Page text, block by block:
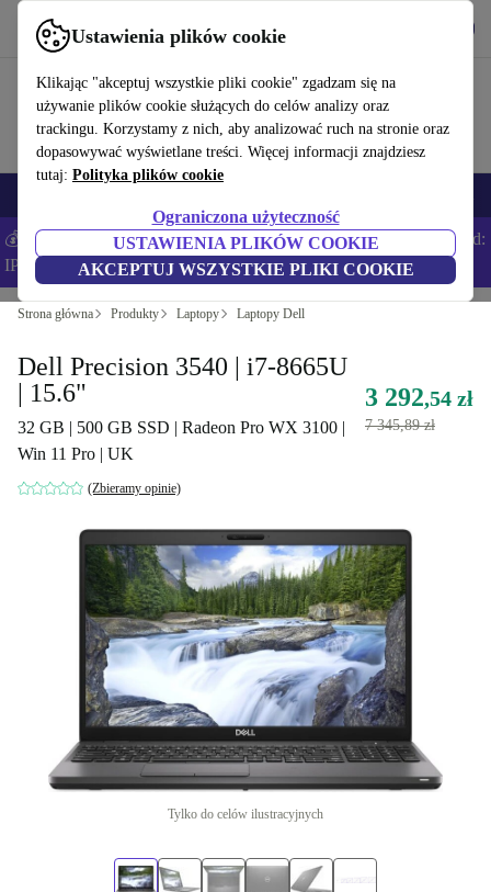
Ustawienia plików cookie
Klikając "akceptuj wszystkie pliki cookie" zgadzam się na
używanie plików cookie służących do celów analizy oraz
trackingu. Korzystamy z nich, aby analizować ruch na stronie oraz
dopasowywać wyświetlane treści. Więcej informacji znajdziesz
tutaj: Polityka plików cookie
Ograniczona użyteczność
USTAWIENIA PLIKÓW COOKIE
AKCEPTUJ WSZYSTKIE PLIKI COOKIE
Korzystaj z refurbed szybko i łatwo
💰Zaoszczędź DODATKOWE 5% na wszystkich iPhone’ach – Kod:
IPHONEDEAL –Regulamin
Strona główna Produkty Laptopy Laptopy Dell
Dell Precision 3540 | i7-8665U
| 15.6"
32 GB | 500 GB SSD | Radeon Pro WX 3100 |
Win 11 Pro | UK
(Zbieramy opinie)
3 292,54 zł
7 345,89 zł
Tylko do celów ilustracyjnych